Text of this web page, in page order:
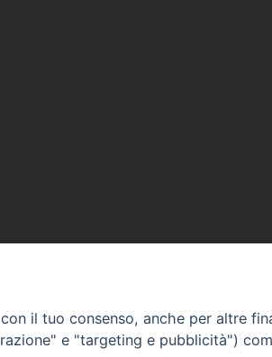
il tuo consenso, anche per altre
e "targeting e pubblicità")